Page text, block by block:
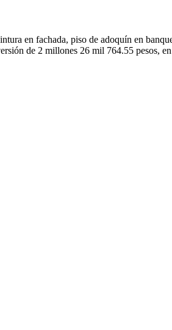
en fachada, piso de adoquín en
de 2 millones 26 mil 764.55 pesos,